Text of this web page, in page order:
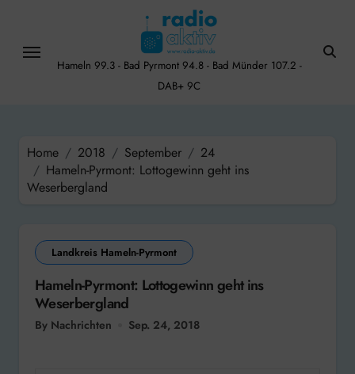
content
Hameln 99.3 - Bad Pyrmont 94.8 - Bad Münder 107.2 -
DAB+ 9C
Home 2018 September
24
Hameln-Pyrmont: Lottogewinn geht ins
Weserbergland
Landkreis Hameln-Pyrmont
Hameln-Pyrmont: Lottogewinn geht ins
Weserbergland
By Nachrichten Sep. 24, 2018